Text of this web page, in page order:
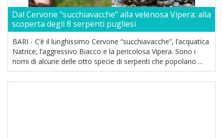
Dal Cervone "succhiavacche" alla velenosa Vipera: alla
scoperta degli 8 serpenti pugliesi
BARI - C’è il lunghissimo Cervone “succhiavacche”, l’acquatica
Natrice, l’aggressivo Biacco e la pericolosa Vipera. Sono i
nomi di alcune delle otto specie di serpenti che popolano ...